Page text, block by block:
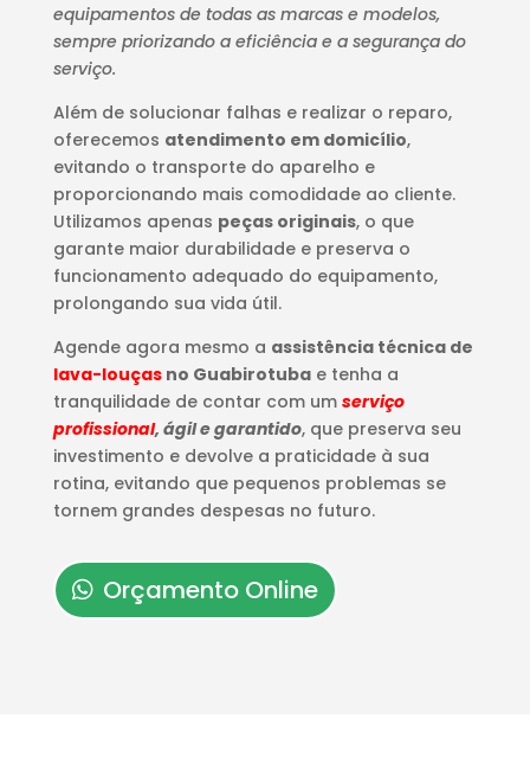
equipamentos de todas as marcas e modelos,
sempre priorizando a eficiência e a segurança do
serviço.
Além de solucionar falhas e realizar o reparo,
oferecemos atendimento em domicílio,
evitando o transporte do aparelho e
proporcionando mais comodidade ao cliente.
Utilizamos apenas peças originais, o que
garante maior durabilidade e preserva o
funcionamento adequado do equipamento,
prolongando sua vida útil.
Agende agora mesmo a assistência técnica de
lava-louçasno Guabirotubae tenha a
tranquilidade de contar com um serviço
profissional, ágil e garantido, que preserva seu
investimento e devolve a praticidade à sua
rotina, evitando que pequenos problemas se
tornem grandes despesas no futuro.
Orçamento Online